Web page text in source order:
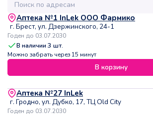
Аптека №1 InLek ООО Фармико
г. Брест, ул. Дзержинского, 24-1
Годен до 03.07.2030
В наличии3 шт.
Можно забрать через 15 минут
В корзину
Аптека №27 InLek
г. Гродно, ул. Дубко, 17, ТЦ Old City
Годен до 03.07.2030